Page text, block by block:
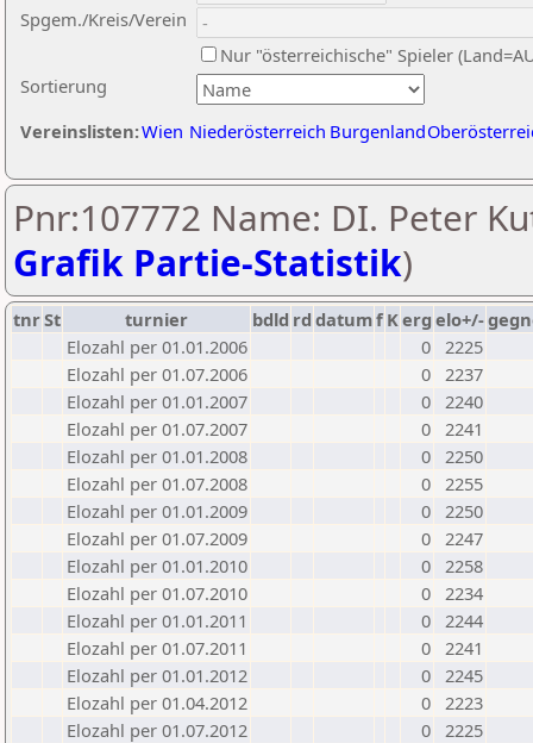
Sortierung
Spgem./Kreis/Verein
Nur "österreichische" Spieler
Vereinslisten:Wien Niederösterreich Burgenland
Pnr:107772 Name: DI. Peter
Grafik Partie-Statistik)
tnrSt turnier bdld rd datumf Kerg elo+/-
Elozahl per 01.01.2006
0 2225
Elozahl per 01.07.2006
0 2237
Elozahl per 01.01.2007
0 2240
Elozahl per 01.07.2007
0 2241
Elozahl per 01.01.2008
0 2250
Elozahl per 01.07.2008
0 2255
Elozahl per 01.01.2009
0 2250
Elozahl per 01.07.2009
0 2247
Elozahl per 01.01.2010
0 2258
Elozahl per 01.07.2010
0 2234
Elozahl per 01.01.2011
0 2244
Elozahl per 01.07.2011
0 2241
Elozahl per 01.01.2012
0 2245
Elozahl per 01.04.2012
0 2223
Elozahl per 01.07.2012
0 2225